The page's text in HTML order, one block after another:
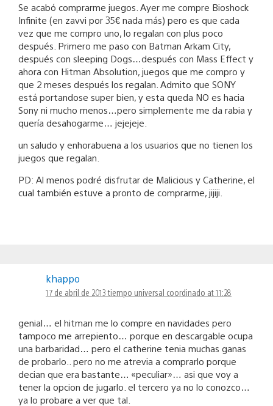
Se acabó comprarme juegos. Ayer me compre Bioshock
Infinite (en zavvi por 35€ nada más) pero es que cada
vez que me compro uno, lo regalan con plus poco
después. Primero me paso con Batman Arkam City,
después con sleeping Dogs…después con Mass Effect y
ahora con Hitman Absolution, juegos que me compro y
que 2 meses después los regalan. Admito que SONY
está portandose super bien, y esta queda NO es hacia
Sony ni mucho menos…pero simplemente me da rabia y
quería desahogarme… jejejeje.
un saludo y enhorabuena a los usuarios que no tienen los
juegos que regalan.
PD: Al menos podré disfrutar de Malicious y Catherine, el
cual también estuve a pronto de comprarme, jijiji.
khappo
17 de abril de 2013 tiempo universal coordinado at 11:28
genial… el hitman me lo compre en navidades pero
tampoco me arrepiento… porque en descargable ocupa
una barbaridad… pero el catherine tenia muchas ganas
de probarlo.. pero no me atrevia a comprarlo porque
decian que era bastante… «peculiar»… asi que voy a
tener la opcion de jugarlo. el tercero ya no lo conozco…
ya lo probare a ver que tal.